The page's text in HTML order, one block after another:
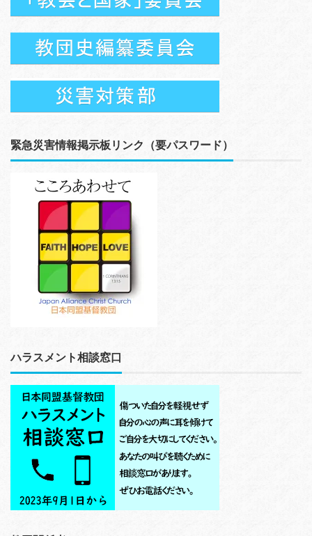
緊急災害情報掲示板リンク（要パスワード）
ハラスメント相談窓口